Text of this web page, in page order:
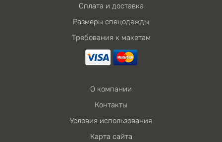
Оплата и доставка
Размеры спецодежды
Требования к макетам
О компании
Контакты
Условия использования
Карта сайта